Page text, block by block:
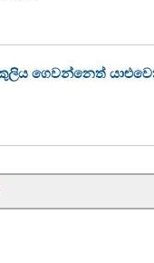
ගෙවන්නෙත්